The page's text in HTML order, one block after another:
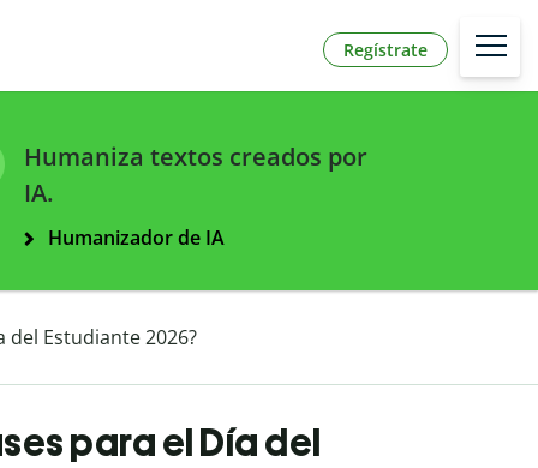
Regístrate
Humaniza textos creados por
IA.
Humanizador de IA
del Estudiante 2026?
para el Día del